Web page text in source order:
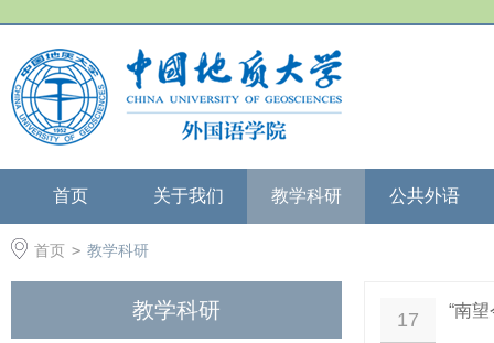
首页 关于我们 教学科研 公共外语
首页 > 教学科研
教学科研 17 “南